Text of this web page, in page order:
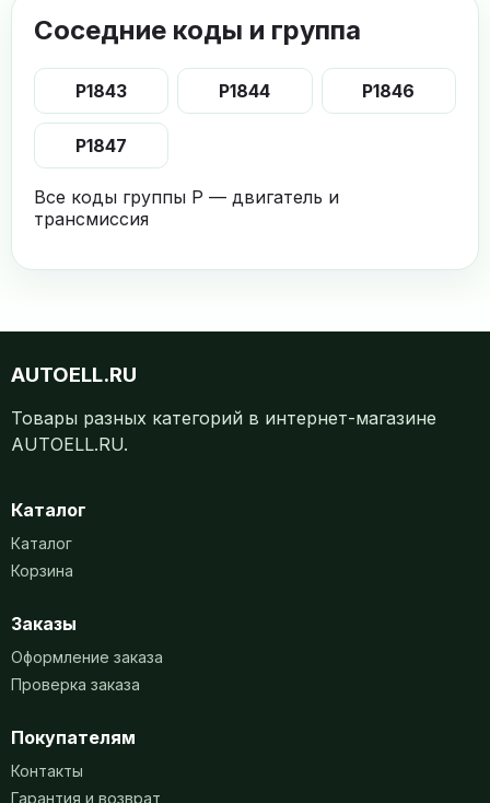
Соседние коды и группа
P1843 P1844 P1846
P1847
Все коды группы P — двигатель и
трансмиссия
AUTOELL.RU
Товары разных категорий в интернет-магазине
AUTOELL.RU.
Каталог
Каталог
Корзина
Заказы
Оформление заказа
Проверка заказа
Покупателям
Контакты
Гарантия и возврат